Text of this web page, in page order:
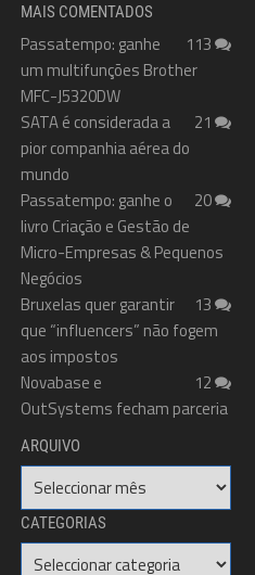
MAIS COMENTADOS
113
Passatempo: ganhe
um multifunções Brother
MFC-J5320DW
21
SATA é considerada a
pior companhia aérea do
mundo
20
Passatempo: ganhe o
livro Criação e Gestão de
Micro-Empresas & Pequenos
Negócios
13
Bruxelas quer garantir
que “influencers” não fogem
aos impostos
12
Novabase e
OutSystems fecham parceria
ARQUIVO
Arquivo
CATEGORIAS
Categorias